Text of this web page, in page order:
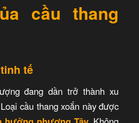
cầu thang
tế
đang dần trở thành xu
cầu thang xoắn này được